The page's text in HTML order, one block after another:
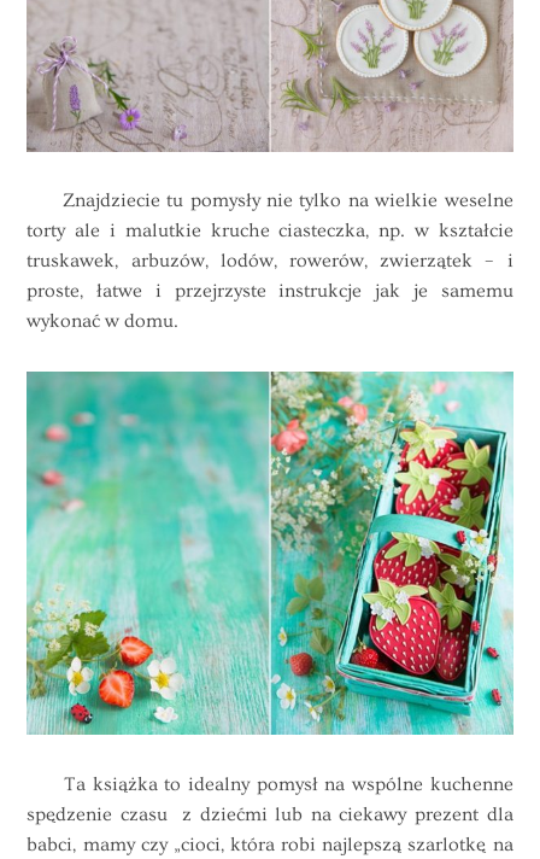
Znajdziecie tu pomysły nie tylko na wielkie weselne
torty ale i malutkie kruche ciasteczka, np. w kształcie
truskawek, arbuzów, lodów, rowerów, zwierzątek – i
proste, łatwe i przejrzyste instrukcje jak je samemu
wykonać w domu.
Ta książka to idealny pomysł na wspólne kuchenne
spędzenie czasu z dziećmi lub na ciekawy prezent dla
babci, mamy czy „cioci, która robi najlepszą szarlotkę na